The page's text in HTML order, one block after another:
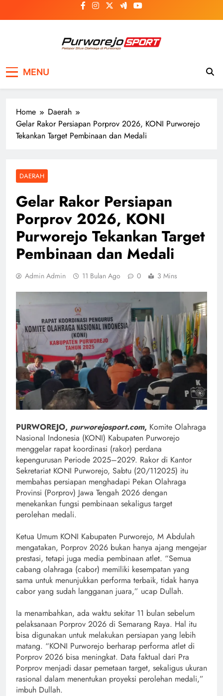
to
MENU
Home
Daerah
Gelar Rakor Persiapan Porprov 2026, KONI Purworejo
Tekankan Target Pembinaan dan Medali
DAERAH
Gelar Rakor Persiapan
Porprov 2026, KONI
Purworejo Tekankan Target
Pembinaan dan Medali
Admin Admin 11 Bulan Ago 0 3 Mins
PURWOREJO, purworejosport.com, Komite Olahraga
Nasional Indonesia (KONI) Kabupaten Purworejo
menggelar rapat koordinasi (rakor) perdana
kepengurusan Periode 2025–2029. Rakor di Kantor
Sekretariat KONI Purworejo, Sabtu (20/112025) itu
membahas persiapan menghadapi Pekan Olahraga
Provinsi (Porprov) Jawa Tengah 2026 dengan
menekankan fungsi pembinaan sekaligus target
perolehan medali.
Ketua Umum KONI Kabupaten Purworejo, M Abdulah
mengatakan, Porprov 2026 bukan hanya ajang mengejar
prestasi, tetapi juga media pembinaan atlet. “Semua
cabang olahraga (cabor) memiliki kesempatan yang
sama untuk menunjukkan performa terbaik, tidak hanya
cabor yang sudah langganan juara,” ucap Dullah.
Ia menambahkan, ada waktu sekitar 11 bulan sebelum
pelaksanaan Porprov 2026 di Semarang Raya. Hal itu
bisa digunakan untuk melakukan persiapan yang lebih
matang. “KONI Purworejo berharap performa atlet di
Porprov 2026 bisa meningkat. Data faktual dari Pra
Porprov menjadi dasar pemetaan target, sekaligus ukuran
rasional dalam menentukan proyeksi perolehan medali,”
imbuh Dullah.